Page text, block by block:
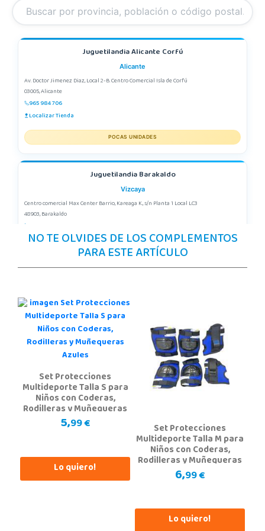
Juguetilandia Alicante Corfú
Alicante
Av. Doctor Jimenez Diaz, Local 2-B. Centro Comercial Isla de Corfú
03005, Alicante
965 984 706
Localizar Tienda
POCAS UNIDADES
Juguetilandia Barakaldo
Vizcaya
Centro comercial Max Center Barrio, Kareaga K., s/n Planta 1 Local LC3
48903, Barakaldo
Localizar Tienda
Juguetilandia Cocentaina
Avd. Alicante,27 (Carretera N-340)
03820, Cocentaina
Localizar Tienda
POCAS UNIDADES
Juguetilandia Collado Villalba
Madrid
28400, Collado Villalba
918 406 791
Localizar Tienda
NO TE OLVIDES DE LOS COMPLEMENTOS
PARA ESTE ARTÍCULO
Set Protecciones
Multideporte Talla S para
Niños con Coderas,
Rodilleras y Muñequeras
Azules
5,99 €
Lo quiero!
Set Protecciones
Multideporte Talla M para
Niños con Coderas,
Rodilleras y Muñequeras
Azules
6,99 €
Lo quiero!